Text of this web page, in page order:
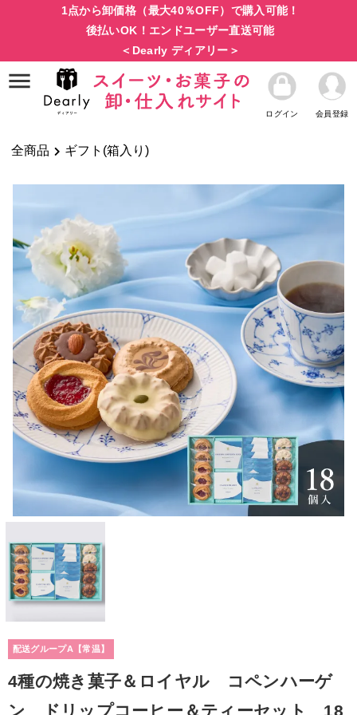
1点から卸価格（最大40％OFF）で購入可能！
後払いOK！エンドユーザー直送可能
＜Dearly ディアリー＞
ログイン 会員登録
全商品 ギフト(箱入り)
配送グループA【常温】
4種の焼き菓子＆ロイヤル コペンハーゲ
ン ドリップコーヒー＆ティーセット 18